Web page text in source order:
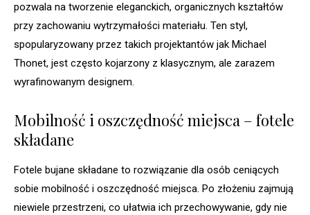
pozwala na tworzenie eleganckich, organicznych kształtów
przy zachowaniu wytrzymałości materiału. Ten styl,
spopularyzowany przez takich projektantów jak Michael
Thonet, jest często kojarzony z klasycznym, ale zarazem
wyrafinowanym designem.
Mobilność i oszczędność miejsca – fotele
składane
Fotele bujane składane to rozwiązanie dla osób ceniących
sobie mobilność i oszczędność miejsca. Po złożeniu zajmują
niewiele przestrzeni, co ułatwia ich przechowywanie, gdy nie